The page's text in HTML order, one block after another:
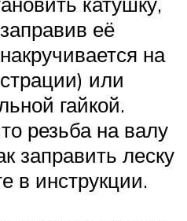
её
на
или
гайкой.
резьба на валу
заправить леску
в инструкции.